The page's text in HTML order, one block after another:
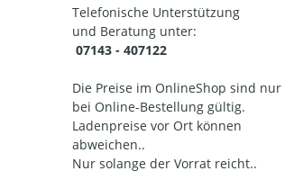
Telefonische Unterstützung
und Beratung unter:
07143 - 407122
Die Preise im OnlineShop sind nur
bei Online-Bestellung gültig.
Ladenpreise vor Ort können
abweichen..
Nur solange der Vorrat reicht..